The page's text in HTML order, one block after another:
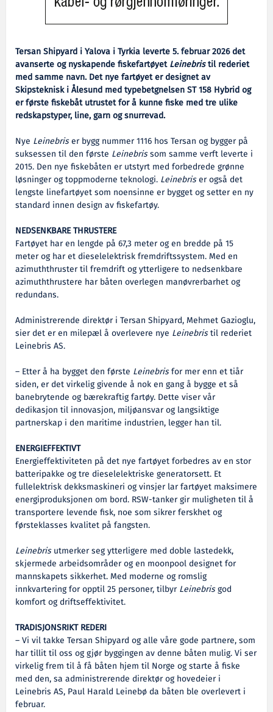
Tersan Shipyard i Yalova i Tyrkia leverte 5. februar 2026 det
avanserte og nyskapende fiskefartøyetLeinebristil rederiet
med samme navn. Det nye fartøyet er designet av
Skipsteknisk i Ålesund med typebetgnelsen ST 158 Hybrid og
er første fiskebåt utrustet for å kunne fiske med tre ulike
redskapstyper, line, garn og snurrevad.
Nye Leinebriser bygg nummer 1116 hos Tersan og bygger på
suksessen til den første Leinebrissom samme verft leverte i
2015. Den nye fiskebåten er utstyrt med forbedrede grønne
løsninger og toppmoderne teknologi. Leinebriser også det
lengste linefartøyet som noensinne er bygget og setter en ny
standard innen design av fiskefartøy.
NEDSENKBARE THRUSTERE
Fartøyet har en lengde på 67,3 meter og en bredde på 15
meter og har et dieselelektrisk fremdriftssystem. Med en
azimuththruster til fremdrift og ytterligere to nedsenkbare
azimuththrustere har båten overlegen manøvrerbarhet og
redundans.
Administrerende direktør i Tersan Shipyard, Mehmet Gazioglu,
sier det er en milepæl å overlevere nye Leinebristil rederiet
Leinebris AS.
– Etter å ha bygget den første Leinebrisfor mer enn et tiår
siden, er det virkelig givende å nok en gang å bygge et så
banebrytende og bærekraftig fartøy. Dette viser vår
dedikasjon til innovasjon, miljøansvar og langsiktige
partnerskap i den maritime industrien, legger han til.
ENERGIEFFEKTIVT
Energieffektiviteten på det nye fartøyet forbedres av en stor
batteripakke og tre dieselelektriske generatorsett. Et
fullelektrisk dekksmaskineri og vinsjer lar fartøyet maksimere
energiproduksjonen om bord. RSW-tanker gir muligheten til å
transportere levende fisk, noe som sikrer ferskhet og
førsteklasses kvalitet på fangsten.
Leinebrisutmerker seg ytterligere med doble lastedekk,
skjermede arbeidsområder og en moonpool designet for
mannskapets sikkerhet. Med moderne og romslig
innkvartering for opptil 25 personer, tilbyrLeinebrisgod
komfort og driftseffektivitet.
TRADISJONSRIKT REDERI
– Vi vil takke Tersan Shipyard og alle våre gode partnere, som
har tillit til oss og gjør byggingen av denne båten mulig. Vi ser
virkelig frem til å få båten hjem til Norge og starte å fiske
med den, sa administrerende direktør og hovedeier i
Leinebris AS, Paul Harald Leinebø da båten ble overlevert i
februar.